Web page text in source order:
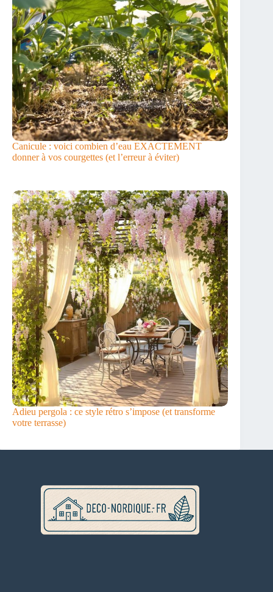
Canicule : voici combien d’eau EXACTEMENT
donner à vos courgettes (et l’erreur à éviter)
Adieu pergola : ce style rétro s’impose (et transforme
votre terrasse)